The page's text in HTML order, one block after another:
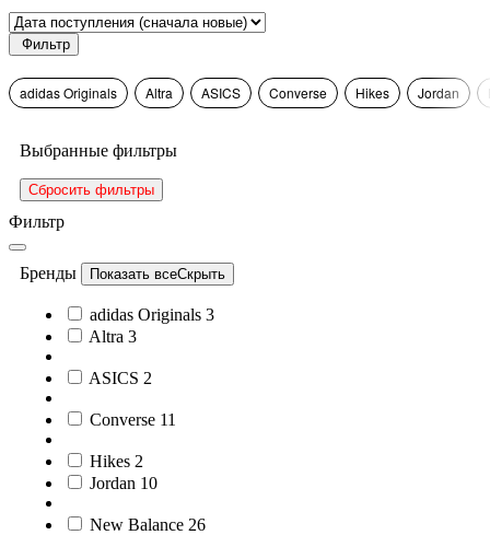
Фильтр
adidas Originals Altra ASICS Converse Hikes Jordan
Выбранные фильтры
Сбросить фильтры
Фильтр
Бренды Показать всеСкрыть
adidas Originals 3
Altra 3
ASICS 2
Converse 11
Hikes 2
Jordan 10
New Balance 26